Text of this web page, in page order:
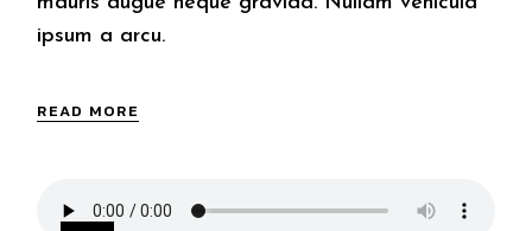
ipsum a arcu.
READ MORE